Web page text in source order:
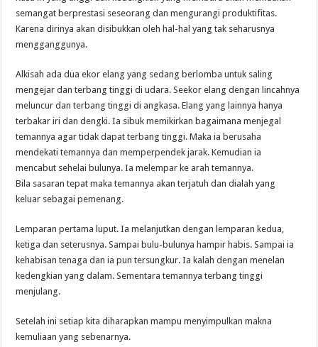
semangat berprestasi seseorang dan mengurangi produktifitas.
Karena dirinya akan disibukkan oleh hal-hal yang tak seharusnya
mengganggunya.
Alkisah ada dua ekor elang yang sedang berlomba untuk saling
mengejar dan terbang tinggi di udara. Seekor elang dengan lincahnya
meluncur dan terbang tinggi di angkasa. Elang yang lainnya hanya
terbakar iri dan dengki. Ia sibuk memikirkan bagaimana menjegal
temannya agar tidak dapat terbang tinggi. Maka ia berusaha
mendekati temannya dan memperpendek jarak. Kemudian ia
mencabut sehelai bulunya. Ia melempar ke arah temannya.
Bila sasaran tepat maka temannya akan terjatuh dan dialah yang
keluar sebagai pemenang.
Lemparan pertama luput. Ia melanjutkan dengan lemparan kedua,
ketiga dan seterusnya. Sampai bulu-bulunya hampir habis. Sampai ia
kehabisan tenaga dan ia pun tersungkur. Ia kalah dengan menelan
kedengkian yang dalam. Sementara temannya terbang tinggi
menjulang.
Setelah ini setiap kita diharapkan mampu menyimpulkan makna
kemuliaan yang sebenarnya.